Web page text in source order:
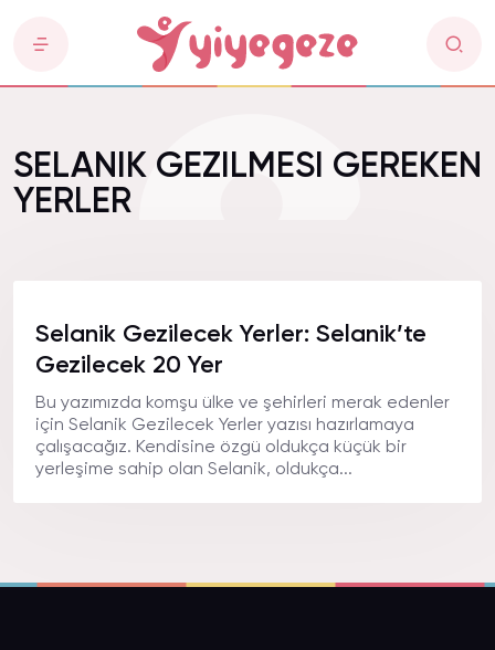
SELANIK GEZILMESI GEREKEN
YERLER
Selanik Gezilecek Yerler: Selanik’te
Gezilecek 20 Yer
Bu yazımızda komşu ülke ve şehirleri merak edenler
için Selanik Gezilecek Yerler yazısı hazırlamaya
çalışacağız. Kendisine özgü oldukça küçük bir
yerleşime sahip olan Selanik, oldukça...